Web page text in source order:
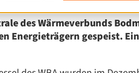
des Wärmeverbunds
Energieträgern gespeist.